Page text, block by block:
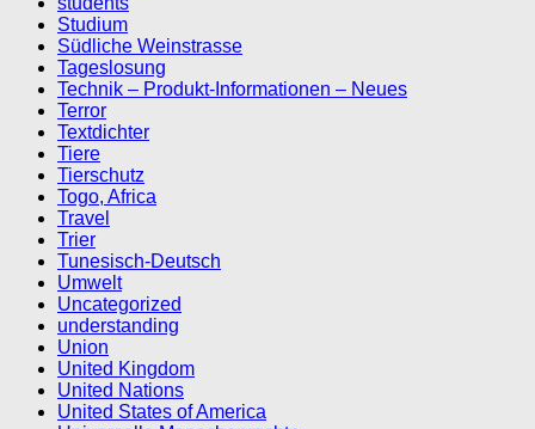
Studium
Südliche Weinstrasse
Tageslosung
Technik – Produkt-Informationen – Neues
Terror
Textdichter
Tiere
Tierschutz
Togo, Africa
Travel
Trier
Tunesisch-Deutsch
Umwelt
Uncategorized
understanding
Union
United Kingdom
United Nations
United States of America